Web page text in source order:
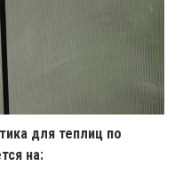
для теплиц по
на: